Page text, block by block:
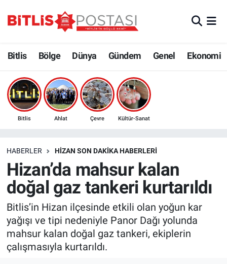
Bitlis Bölge Dünya Gündem Genel Ekonomi
Bitlis Ahlat Çevre Kültür-Sanat
HABERLER HIZAN SON DAKIKA HABERLERI
Hizan’da mahsur kalan
doğal gaz tankeri kurtarıldı
Bitlis’in Hizan ilçesinde etkili olan yoğun kar
yağışı ve tipi nedeniyle Panor Dağı yolunda
mahsur kalan doğal gaz tankeri, ekiplerin
çalışmasıyla kurtarıldı.
Bölge
Çevre
Eğitim
Ekonomi
Genel
Gündem
Bitlis Trafik Yoğunluk Haritası
Süper Lig Puan Durumu ve Fikstür
Son Dakika Haberleri
Haber Arşivi